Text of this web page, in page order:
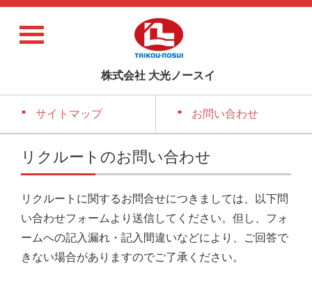
株式会社 大光ノースイ
サイトマップ お問い合わせ
リクルートのお問い合わせ
リクルートに関するお問合せにつきましては、以下問
い合わせフォームより送信してください。但し、フォ
ームへの記入漏れ・記入間違いなどにより、ご回答で
きない場合がありますのでご了承ください。